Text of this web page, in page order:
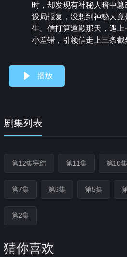
时，却发现有神秘人暗中
设局报复，没想到神秘人
生。信打算道歉那天，遇
小差错，引领信走上三条截
播放
剧集列表
第12集完结 第11集 第10集
第7集 第6集 第5集
第2集
猜你喜欢